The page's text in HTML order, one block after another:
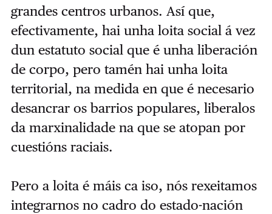
grandes centros urbanos. Así que,
efectivamente, hai unha loita social á vez
dun estatuto social que é unha liberación
de corpo, pero tamén hai unha loita
territorial, na medida en que é necesario
desancrar os barrios populares, liberalos
da marxinalidade na que se atopan por
cuestións raciais.
Pero a loita é máis ca iso, nós rexeitamos
integrarnos no cadro do estado-nación